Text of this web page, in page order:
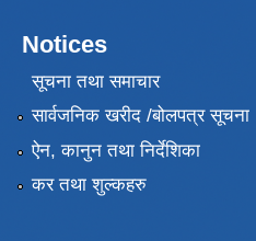
Notices
सूचना तथा समाचार
सार्वजनिक खरीद /बोलपत्र सूचना
ऐन, कानुन तथा निर्देशिका
कर तथा शुल्कहरु